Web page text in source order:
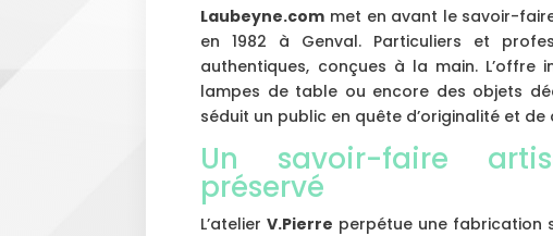
Laubeyne.com met en avant le savoir-
en 1982 à Genval. Particuliers et
authentiques, conçues à la main.
lampes de table ou encore des objets
séduit un public en quête d’originalité et
Un savoir-faire
préservé
L’atelierV.Pierre perpétue une fabrication